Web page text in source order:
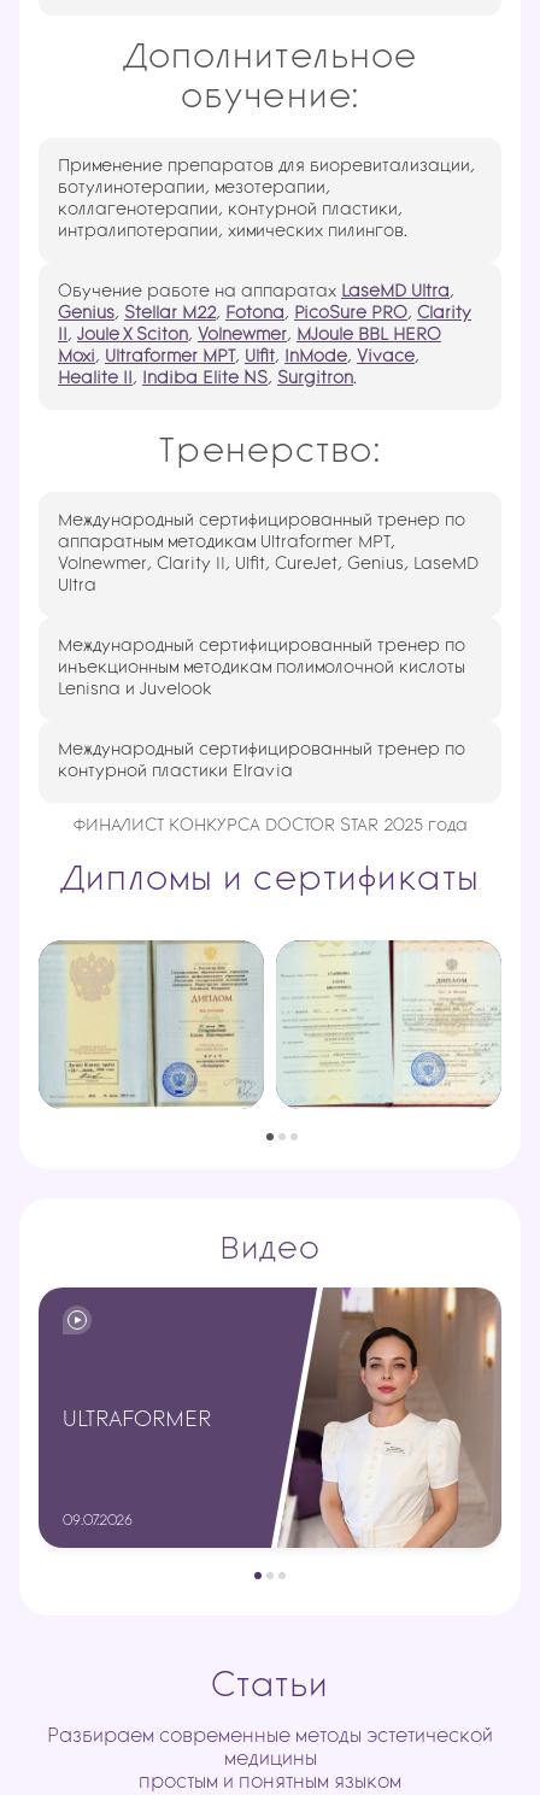
Дополнительное
обучение:
Применение препаратов для биоревитализации,
ботулинотерапии, мезотерапии,
коллагенотерапии, контурной пластики,
интралипотерапии, химических пилингов.
Обучение работе на аппаратах LaseMD Ultra,
Genius, Stellar M22, Fotona, PicoSure PRO, Clarity
II, Joule X Sciton, Volnewmer, MJoule BBL HERO
Moxi, Ultraformer MPT, Ulfit, InMode, Vivace,
Healite II, Indiba Elite NS, Surgitron.
Тренерство:
Международный сертифицированный тренер по
аппаратным методикам Ultraformer MPT,
Volnewmer, Clarity II, Ulfit, CureJet, Genius, LaseMD
Ultra
Международный сертифицированный тренер по
инъекционным методикам полимолочной кислоты
Lenisna и Juvelook
Международный сертифицированный тренер по
контурной пластики Elravia
ФИНАЛИСТ КОНКУРСА DOCTOR STAR 2025 года
Дипломы и сертификаты
Видео
ULTRAFORMER
09.07.2026
Статьи
Разбираем современные методы эстетической
медицины
простым и понятным языком